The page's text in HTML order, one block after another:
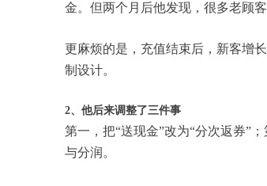
金。但两个月后他发现，很多老顾
更麻烦的是，充值结束后，新客增
制设计。
2、他后来调整了三件事
第一，把“送现金”改为“分次返券”
与分润。